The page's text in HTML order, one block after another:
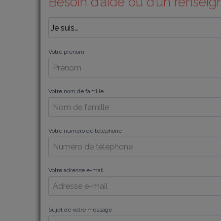
Votre prénom
Votre nom de famille
Votre numéro de téléphone
Votre adresse e-mail
Sujet de votre message